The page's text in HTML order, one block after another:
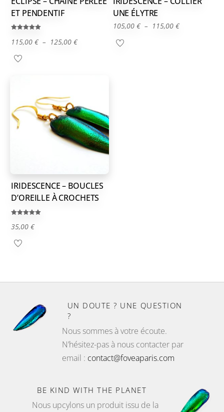
ET PENDENTIF
5.00
sur 5
115,00€ – 125,00€Plage
125,00 €
UNE ÉLYTRE
105,00 € – 115,00 €Plage
IRIDESCENCE – BOUCLES
D’OREILLE À CROCHETS
5.00
sur 5
35,00€
UN DOUTE ? UNE QUESTION
?
Nous sommes à votre écoute.
N’hésitez-pas à nous contacter par
email : contact@foveaparis.com
BE KIND WITH THE PLANET
Nous upcylons un produit issu de la